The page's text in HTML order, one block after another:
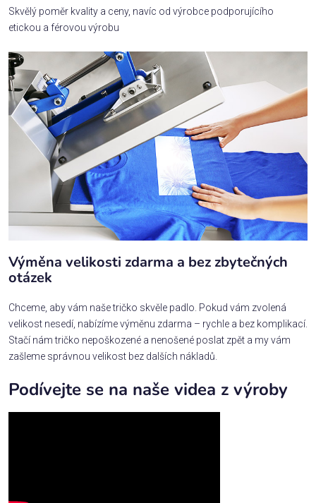
Skvělý poměr kvality a ceny, navíc od výrobce podporujícího
etickou a férovou výrobu
Výměna velikosti zdarma a bez zbytečných
otázek
Chceme, aby vám naše tričko skvěle padlo. Pokud vám zvolená
velikost nesedí, nabízíme výměnu zdarma – rychle a bez komplikací.
Stačí nám tričko nepoškozené a nenošené poslat zpět a my vám
zašleme správnou velikost bez dalších nákladů.
Podívejte se na naše videa z výroby